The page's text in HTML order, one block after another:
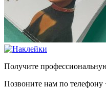
Получите
Позвоните нам по телефону